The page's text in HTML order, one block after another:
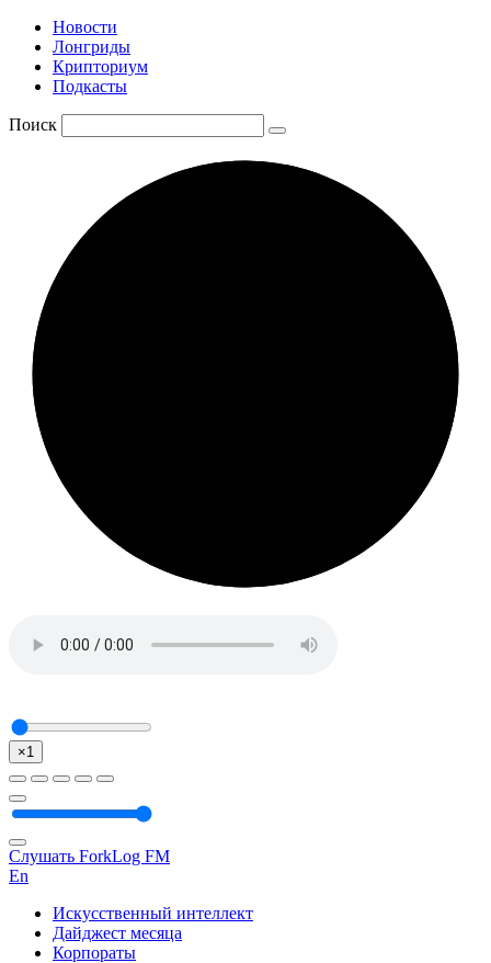
Новости
Лонгриды
Крипториум
Подкасты
Поиск
×1
Слушать ForkLog FM
En
Искусственный интеллект
Дайджест месяца
Корпораты